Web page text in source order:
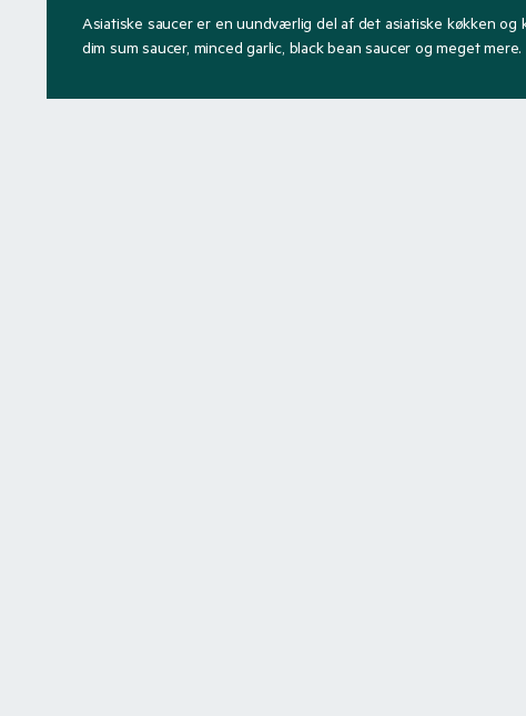
Asiatiske saucer er en uundværlig del af det asiatiske køkken og
dim sum saucer, minced garlic, black bean saucer og meget mere.